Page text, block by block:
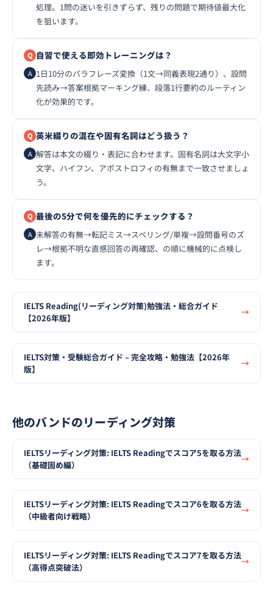
処理。1問の迷いを引きずらず、残りの問題で期待値最大化
を狙います。
自習で使える即効トレーニングは？
1日10分のパラフレーズ変換（1文→同義表現2通り）、設問
先読み→答案根拠マーキング練、段落1行要約のルーティン
化が効果的です。
英米綴りの混在や固有名詞はどう扱う？
解答は本文の綴り・表記に合わせます。固有名詞は大文字小
文字、ハイフン、アポストロフィの有無まで一致させましょ
う。
最後の5分で何を優先的にチェックする？
未解答の有無→転記ミス→スペリング/単複→設問番号のズ
レ→根拠不明な直感回答の再確認、の順に機械的に点検し
ます。
IELTS Reading(リーディング対策)勉強法・総合ガイド
【2026年版】
IELTS対策・受験総合ガイド – 完全攻略・勉強法【2026年
版】
他のバンドのリーディング対策
IELTSリーディング対策: IELTS Readingでスコア5を取る方法
（基礎固め編）
IELTSリーディング対策: IELTS Readingでスコア6を取る方法
（中級者向け戦略）
IELTSリーディング対策: IELTS Readingでスコア7を取る方法
（高得点突破法）